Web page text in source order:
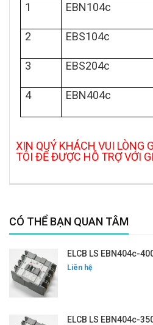
1 EBN104c
2 EBS104c
3 EBS204c
4 EBN404c
XIN QUÝ KHÁCH VUI LÒNG
TÔI ĐỂ ĐƯỢC HỖ TRỢ VỚI
CÓ THỂ BẠN QUAN TÂM
ELCB LS EBN404c-
Liên hệ
ELCB LS EBN404c-